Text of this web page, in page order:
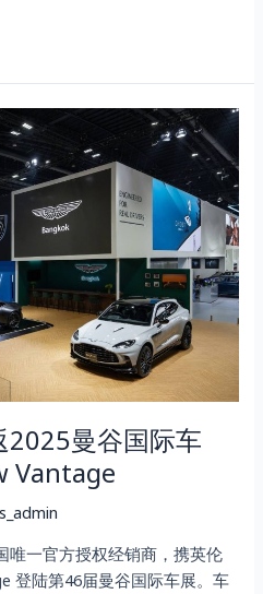
曼谷国际车
Vantage
一官方授权经销商，携英伦
陆第46届曼谷国际车展。车